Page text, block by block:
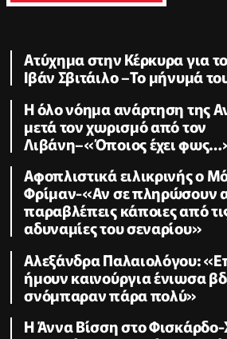
Ατύχημα στην Κέρκυρα για
Ιβάν Σβιτάιλο –Το μήνυμά
Η όλο νόημα ανάρτηση της
μετά τον χωρισμό από τον
Λιβάνη–«Όποιος έχει
Αφοπλιστικά ειλικρινής ο
Φρίμαν-«Αν σε πληρώσουν
παραβλέπεις κάποιες από
αδυναμίες του σεναρίου»
Αλεξάνδρα Παλαιολόγου:
ήμουν καινούργια ένιωσα
σνόμπαραν πάρα πολύ»
Η Άννα Βίσση στο